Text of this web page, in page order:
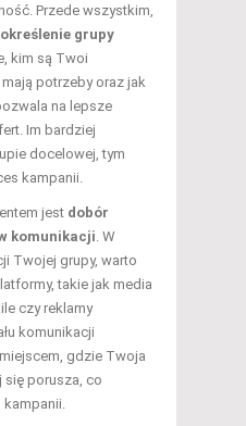
Przede wszystkim,
grupy
kim są Twoi
potrzeby oraz jak
na lepsze
Im bardziej
docelowej, tym
kampanii.
jest dobór
komunikacji . W
Twojej grupy, warto
takie jak media
czy reklamy
komunikacji
gdzie Twoja
porusza, co